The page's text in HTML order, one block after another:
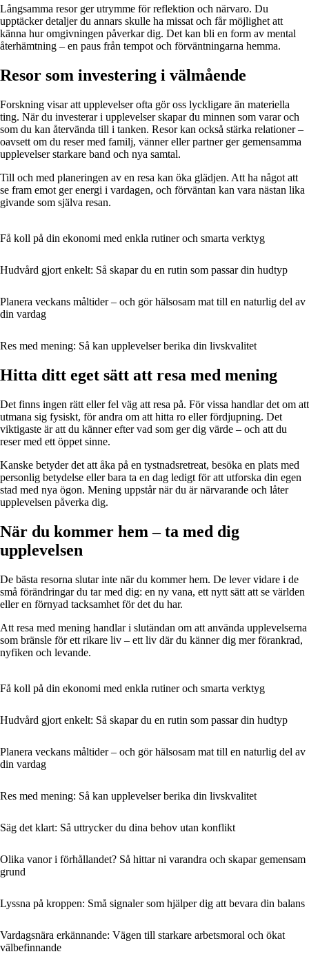
Långsamma resor ger utrymme för reflektion och närvaro. Du
upptäcker detaljer du annars skulle ha missat och får möjlighet att
känna hur omgivningen påverkar dig. Det kan bli en form av mental
återhämtning – en paus från tempot och förväntningarna hemma.
Resor som investering i välmående
Forskning visar att upplevelser ofta gör oss lyckligare än materiella
ting. När du investerar i upplevelser skapar du minnen som varar och
som du kan återvända till i tanken. Resor kan också stärka relationer –
oavsett om du reser med familj, vänner eller partner ger gemensamma
upplevelser starkare band och nya samtal.
Till och med planeringen av en resa kan öka glädjen. Att ha något att
se fram emot ger energi i vardagen, och förväntan kan vara nästan lika
givande som själva resan.
Få koll på din ekonomi med enkla rutiner och smarta verktyg
Hudvård gjort enkelt: Så skapar du en rutin som passar din hudtyp
Planera veckans måltider – och gör hälsosam mat till en naturlig del av
din vardag
Res med mening: Så kan upplevelser berika din livskvalitet
Hitta ditt eget sätt att resa med mening
Det finns ingen rätt eller fel väg att resa på. För vissa handlar det om att
utmana sig fysiskt, för andra om att hitta ro eller fördjupning. Det
viktigaste är att du känner efter vad som ger dig värde – och att du
reser med ett öppet sinne.
Kanske betyder det att åka på en tystnadsretreat, besöka en plats med
personlig betydelse eller bara ta en dag ledigt för att utforska din egen
stad med nya ögon. Mening uppstår när du är närvarande och låter
upplevelsen påverka dig.
När du kommer hem – ta med dig
upplevelsen
De bästa resorna slutar inte när du kommer hem. De lever vidare i de
små förändringar du tar med dig: en ny vana, ett nytt sätt att se världen
eller en förnyad tacksamhet för det du har.
Att resa med mening handlar i slutändan om att använda upplevelserna
som bränsle för ett rikare liv – ett liv där du känner dig mer förankrad,
nyfiken och levande.
Få koll på din ekonomi med enkla rutiner och smarta verktyg
Hudvård gjort enkelt: Så skapar du en rutin som passar din hudtyp
Planera veckans måltider – och gör hälsosam mat till en naturlig del av
din vardag
Res med mening: Så kan upplevelser berika din livskvalitet
Säg det klart: Så uttrycker du dina behov utan konflikt
Olika vanor i förhållandet? Så hittar ni varandra och skapar gemensam
grund
Lyssna på kroppen: Små signaler som hjälper dig att bevara din balans
Vardagsnära erkännande: Vägen till starkare arbetsmoral och ökat
välbefinnande